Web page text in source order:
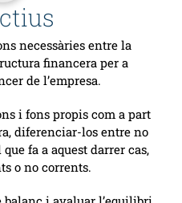
necessàries entre la
financera per a
de l’empresa.
i fons propis com a part
diferenciar-los entre no
fa a aquest darrer cas,
o no corrents.